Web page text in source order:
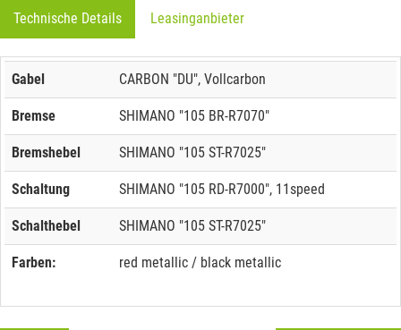
Technische Details Leasinganbieter
Gabel CARBON "DU", Vollcarbon
Bremse SHIMANO "105 BR-R7070"
Bremshebel SHIMANO "105 ST-R7025"
Schaltung SHIMANO "105 RD-R7000", 11speed
Schalthebel SHIMANO "105 ST-R7025"
Farben: red metallic / black metallic